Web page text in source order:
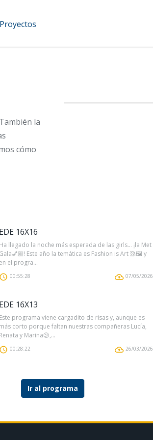
Proyectos
la
cómo
EDE 16X16
Ha llegado la noche más esperada de las girls… ¡la Met
Gala💅🏼! Este año la temática es Fashion is Art 🥻🖼️ y
en el progra...
00:55:28 07/05/2026
EDE 16X13
Este programa viene cargadito de risas y, aunque es
más corto porque faltan nuestras compañeras Lucía,
Renata y Marina😕,...
00:28:22 26/03/2026
Ir al programa